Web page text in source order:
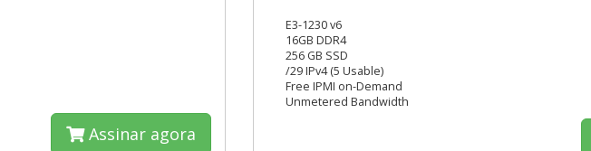
Assinar agora
E3-1230 v6
16GB DDR4
256 GB SSD
/29 IPv4 (5 Usable)
Free IPMI on-Demand
Unmetered Bandwidth